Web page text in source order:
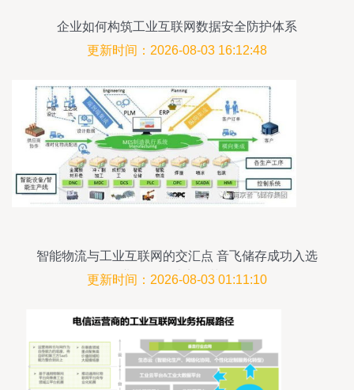
企业如何构筑工业互联网数据安全防护体系
更新时间：2026-08-03 16:12:48
智能物流与工业互联网的交汇点 音飞储存成功入选
工业互联网试点示范项目
更新时间：2026-08-03 01:11:10